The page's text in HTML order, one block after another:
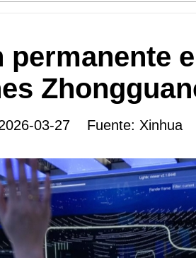
03-27 Fuente: Xinhua